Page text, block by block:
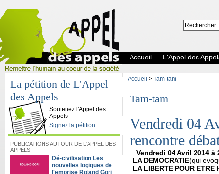
L'Appel des Appels
Accueil L'Appel des
La pétition de L'Appel
des Appels
Soutenez l'Appel des
Appels
Signez la pétition
PUBLICATIONS AUTOUR DE L'APPEL DES
APPELS
Dé-civilisation Les
nouvelles logiques de
l'emprise Roland Gori
Accueil > Tam-tam
Tam-tam
Vendredi 04
rencontre
Vendredi 04 Avril 2014 à
LA DEMOCRATIE(qui
LA LIBERTE POUR ETRE